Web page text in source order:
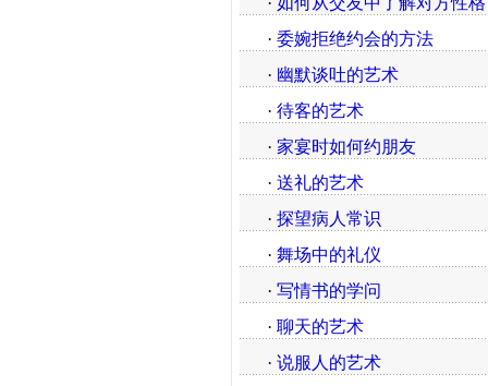
· 委婉拒绝约会的方法
· 幽默谈吐的艺术
· 待客的艺术
· 家宴时如何约朋友
· 送礼的艺术
· 探望病人常识
· 舞场中的礼仪
· 写情书的学问
· 聊天的艺术
· 说服人的艺术